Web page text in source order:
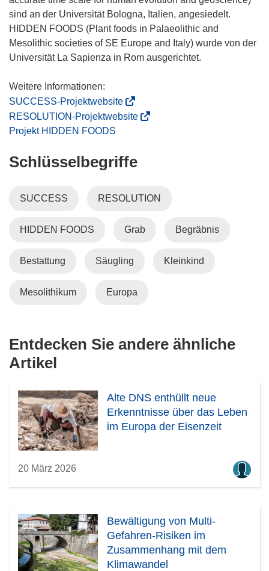
sind an der Universität Bologna, Italien, angesiedelt.
HIDDEN FOODS (Plant foods in Palaeolithic and
Mesolithic societies of SE Europe and Italy) wurde von der
Universität La Sapienza in Rom ausgerichtet.
SUCCESS-Projektwebsite(
ö
n
i
n
u
m
s
)
RESOLUTION-Projektwebsite(
n
n
r
)
Projekt HIDDEN FOODS
Schlüsselbegriffe
SUCCESS RESOLUTION
HIDDEN FOODS Grab Begräbnis
Bestattung Säugling Kleinkind
Mesolithikum Europa
Entdecken Sie andere ähnliche
Artikel
Alte DNS enthüllt neue
Erkenntnisse über das Leben
im Europa der Eisenzeit
20 März 2026
Bewältigung von Multi-
Gefahren-Risiken im
Zusammenhang mit dem
Klimawandel